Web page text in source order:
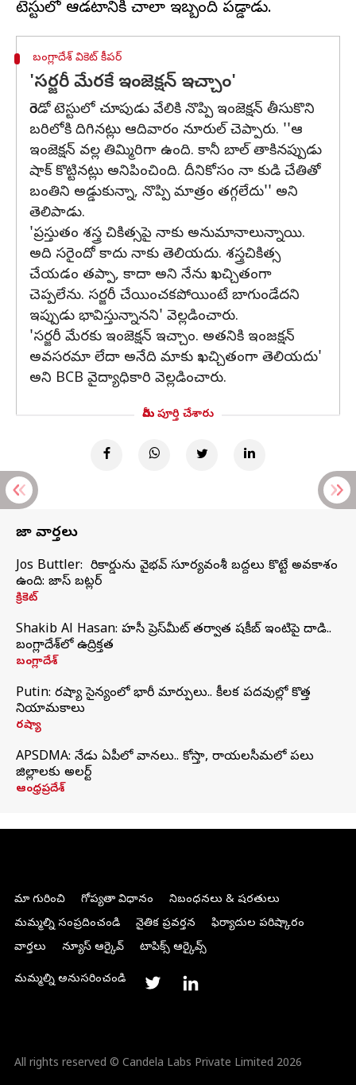
బంగ్లాదేశ్ వికెట్ కీపర్
'సర్జరీ మేరకే ఇంజెక్షన్ ఇచ్చాం'
రెండో టెస్టులో చూపుడు వేలికి నొప్పి ఇంజెక్షన్ తీసుకొని
బరిలోకి దిగినట్లు ఆదివారం నూరుల్ చెప్పారు. ''ఆ
ఇంజెక్షన్ వల్ల తిమ్మిరిగా ఉంది. కానీ బాల్ తాకినప్పుడు
షాక్ కొట్టినట్లు అనిపించింది. దీనికోసం నా కుడి చేతితో
బంతిని అడ్డుకున్నా, నొప్పి మాత్రం తగ్గలేదు'' అని
తెలిపాడు.
'ప్రస్తుతం శస్త్ర చికిత్సపై నాకు అనుమానాలున్నాయి.
అది సరైందో కాదు నాకు తెలియదు. శస్త్రచికిత్స
చేయడం తప్పా, కాదా అని నేను ఖచ్చితంగా
చెప్పలేను. సర్జరీ చేయించకపోయింటే బాగుండేదని
ఇప్పుడు భావిస్తున్నానని' వెల్లడించారు.
'సర్జరీ మేరకు ఇంజెక్షన్ ఇచ్చాం. అతనికి ఇంజక్షన్
అవసరమా లేదా అనేది మాకు ఖచ్చితంగా తెలియదు'
అని BCB వైద్యాధికారి వెల్లడించారు.
మీరు పూర్తి చేశారు
తాజా వార్తలు
Jos Buttler: నా రికార్డును వైభవ్ సూర్యవంశీ బద్దలు కొట్టే అవకాశం
ఉంది: జాస్ బట్లర్
క్రికెట్
Shakib Al Hasan: హసీనా ప్రెస్‌మీట్‌ తర్వాత షకీబ్‌ ఇంటిపై దాడి..
బంగ్లాదేశ్‌లో ఉద్రిక్తత
బంగ్లాదేశ్
Putin: రష్యా సైన్యంలో భారీ మార్పులు.. కీలక పదవుల్లో కొత్త
నియామకాలు
రష్యా
APSDMA: నేడు ఏపీలో వానలు.. కోస్తా, రాయలసీమలో పలు
జిల్లాలకు అలర్ట్
ఆంధ్రప్రదేశ్
మా గురించి గోప్యతా విధానం
నిబంధనలు & షరతులు
మమ్మల్ని సంప్రదించండి
నైతిక ప్రవర్తన
ఫిర్యాదుల పరిష్కారం
వార్తలు
న్యూస్ ఆర్కైవ్ టాపిక్స్ ఆర్కైవ్స్
మమ్మల్ని అనుసరించండి
All rights reserved © Candela Labs Private Limited 2026